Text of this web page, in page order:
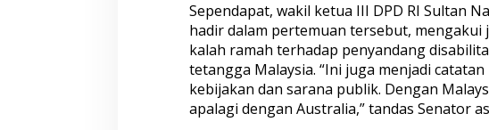
Sependapat, wakil ketua III DPD RI Sultan
hadir dalam pertemuan tersebut, mengakui
kalah ramah terhadap penyandang
tetangga Malaysia. “Ini juga menjadi
kebijakan dan sarana publik. Dengan
apalagi dengan Australia,” tandas Senator